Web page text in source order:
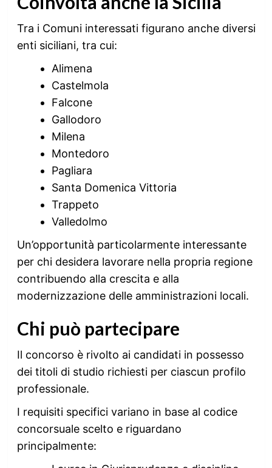
Tra i Comuni interessati figurano anche diversi
enti siciliani, tra cui:
Alimena
Castelmola
Falcone
Gallodoro
Milena
Montedoro
Pagliara
Santa Domenica Vittoria
Trappeto
Valledolmo
Un’opportunità particolarmente interessante
per chi desidera lavorare nella propria regione
contribuendo alla crescita e alla
modernizzazione delle amministrazioni locali.
Chi può partecipare
Il concorso è rivolto ai candidati in possesso
dei titoli di studio richiesti per ciascun profilo
professionale.
I requisiti specifici variano in base al codice
concorsuale scelto e riguardano
principalmente: